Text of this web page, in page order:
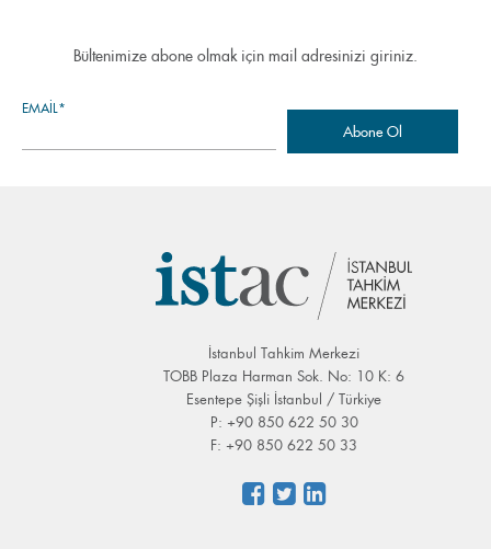
Bültenimize abone olmak için mail adresinizi giriniz.
EMAIL*
İstanbul Tahkim Merkezi
TOBB Plaza Harman Sok. No: 10 K: 6
Esentepe Şişli İstanbul / Türkiye
P: +90 850 622 50 30
F: +90 850 622 50 33